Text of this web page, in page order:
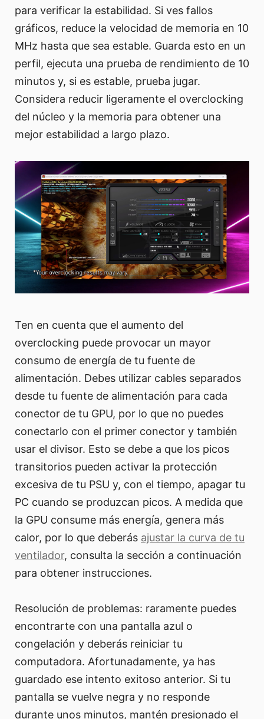
para verificar la estabilidad. Si ves fallos
gráficos, reduce la velocidad de memoria en 10
MHz hasta que sea estable. Guarda esto en un
perfil, ejecuta una prueba de rendimiento de 10
minutos y, si es estable, prueba jugar.
Considera reducir ligeramente el overclocking
del núcleo y la memoria para obtener una
mejor estabilidad a largo plazo.
Ten en cuenta que el aumento del
overclocking puede provocar un mayor
consumo de energía de tu fuente de
alimentación. Debes utilizar cables separados
desde tu fuente de alimentación para cada
conector de tu GPU, por lo que no puedes
conectarlo con el primer conector y también
usar el divisor. Esto se debe a que los picos
transitorios pueden activar la protección
excesiva de tu PSU y, con el tiempo, apagar tu
PC cuando se produzcan picos. A medida que
la GPU consume más energía, genera más
calor, por lo que deberás ajustar la curva de tu
ventilador, consulta la sección a continuación
para obtener instrucciones.
Resolución de problemas: raramente puedes
encontrarte con una pantalla azul o
congelación y deberás reiniciar tu
computadora. Afortunadamente, ya has
guardado ese intento exitoso anterior. Si tu
pantalla se vuelve negra y no responde
durante unos minutos, mantén presionado el